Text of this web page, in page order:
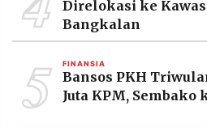
Direlokasi ke
Bangkalan
5 FINANSIA
Bansos PKH
Juta KPM, Sembako